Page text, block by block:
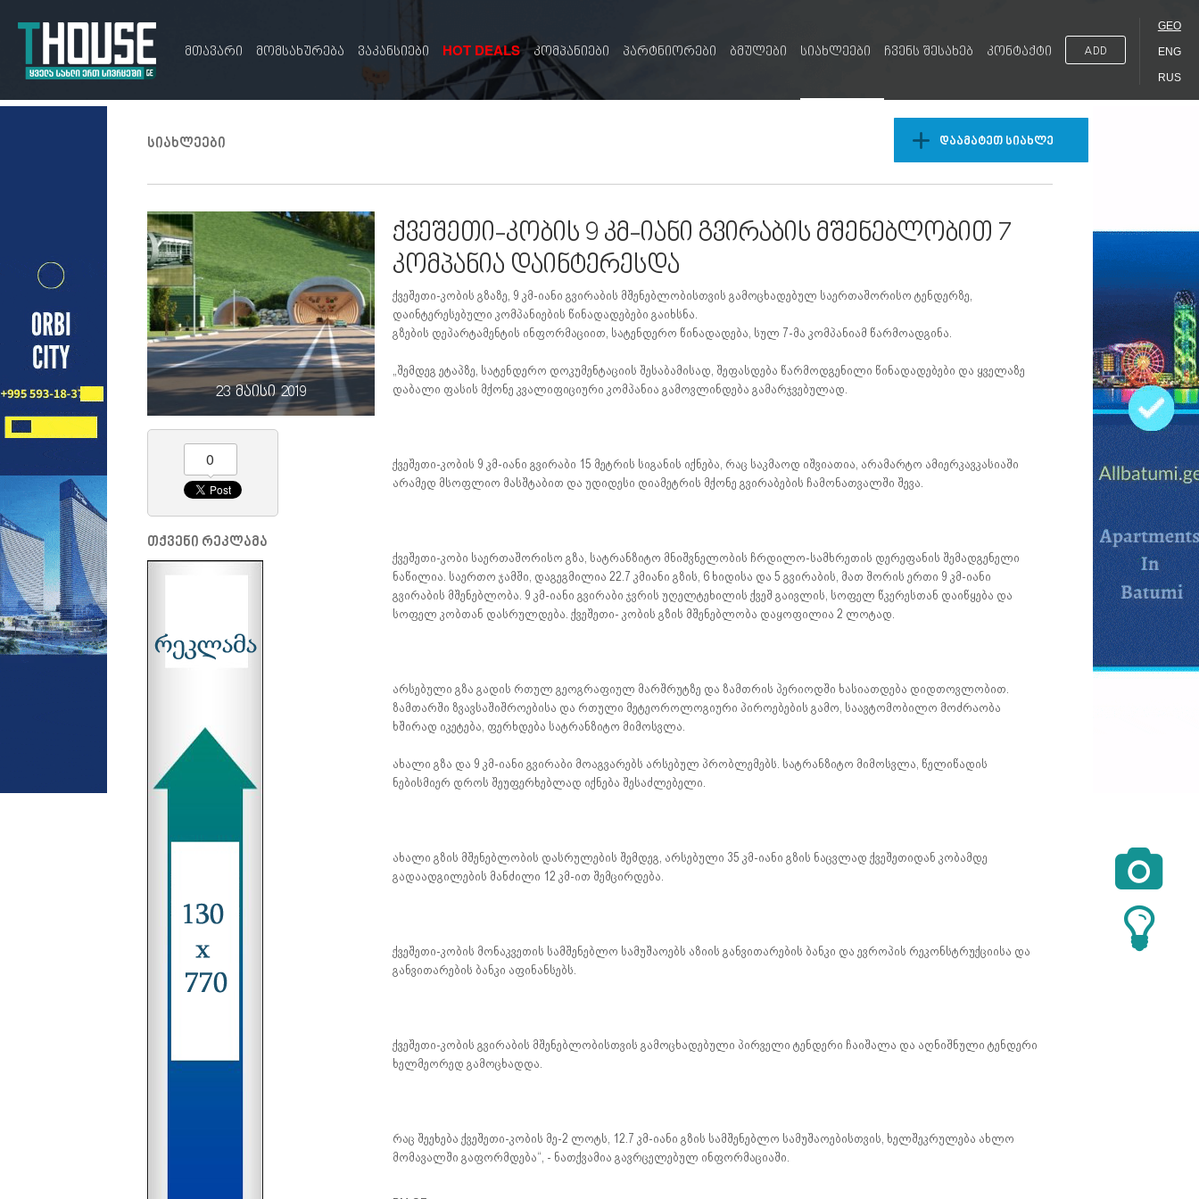
მთავარი მომსახურება ვაკანსიები HOT DEALS კომპანიები პარტნიორები ბმულები სიახლეები ჩვენს შესახებ კონტაქტი ADD
GEO
ENG
RUS
სიახლეები დაამატეთ სიახლე
23 მაისი 2019
0
თქვენი რეკლამა
ქვეშეთი-კობის 9 კმ-იანი გვირაბის მშენებლობით 7
კომპანია დაინტერესდა
ქვეშეთი-კობის გზაზე, 9 კმ-იანი გვირაბის მშენებლობისთვის გამოცხადებულ საერთაშორისო ტენდერზე,
დაინტერესებული კომპანიების წინადადებები გაიხსნა.
გზების დეპარტამენტის ინფორმაციით, სატენდერო წინადადება, სულ 7-მა კომპანიამ წარმოადგინა.
„შემდეგ ეტაპზე, სატენდერო დოკუმენტაციის შესაბამისად, შეფასდება წარმოდგენილი წინადადებები და ყველაზე
დაბალი ფასის მქონე კვალიფიციური კომპანია გამოვლინდება გამარჯვებულად.
ქვეშეთი-კობის 9 კმ-იანი გვირაბი 15 მეტრის სიგანის იქნება, რაც საკმაოდ იშვიათია, არამარტო ამიერკავკასიაში
არამედ მსოფლიო მასშტაბით და უდიდესი დიამეტრის მქონე გვირაბების ჩამონათვალში შევა.
ქვეშეთი-კობი საერთაშორისო გზა, სატრანზიტო მნიშვნელობის ჩრდილო-სამხრეთის დერეფანის შემადგენელი
ნაწილია. საერთო ჯამში, დაგეგმილია 22.7 კმიანი გზის, 6 ხიდისა და 5 გვირაბის, მათ შორის ერთი 9 კმ-იანი
გვირაბის მშენებლობა. 9 კმ-იანი გვირაბი ჯვრის უღელტეხილის ქვეშ გაივლის, სოფელ წკერესთან დაიწყება და
სოფელ კობთან დასრულდება. ქვეშეთი- კობის გზის მშენებლობა დაყოფილია 2 ლოტად.
არსებული გზა გადის რთულ გეოგრაფიულ მარშრუტზე და ზამთრის პერიოდში ხასიათდება დიდთოვლობით.
ზამთარში ზვავსაშიშროებისა და რთული მეტეოროლოგიური პიროებების გამო, საავტომობილო მოძრაობა
ხშირად იკეტება, ფერხდება სატრანზიტო მიმოსვლა.
ახალი გზა და 9 კმ-იანი გვირაბი მოაგვარებს არსებულ პრობლემებს. სატრანზიტო მიმოსვლა, წელიწადის
ნებისმიერ დროს შეუფერხებლად იქნება შესაძლებელი.
ახალი გზის მშენებლობის დასრულების შემდეგ, არსებული 35 კმ-იანი გზის ნაცვლად ქვეშეთიდან კობამდე
გადაადგილების მანძილი 12 კმ-ით შემცირდება.
ქვეშეთი-კობის მონაკვეთის სამშენებლო სამუშაოებს აზიის განვითარების ბანკი და ევროპის რეკონსტრუქციისა და
განვითარების ბანკი აფინანსებს.
ქვეშეთი-კობის გვირაბის მშენებლობისთვის გამოცხადებული პირველი ტენდერი ჩაიშალა და აღნიშნული ტენდერი
ხელმეორედ გამოცხადდა.
რაც შეეხება ქვეშეთი-კობის მე-2 ლოტს, 12.7 კმ-იანი გზის სამშენებლო სამუშაოებისთვის, ხელშეკრულება ახლო
მომავალში გაფორმდება“, - ნათქვამია გავრცელებულ ინფორმაციაში.
